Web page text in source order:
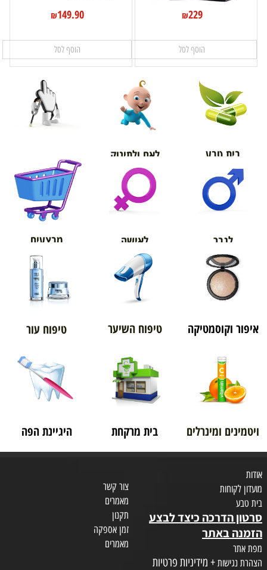
₪229
הוסף לסל
₪149.90
הוסף לסל
בית טבע לאם ולתינוק
אורטופדיה
לגבר לאישה מבצעים
איפור וקוסמטיקה טיפוח השיער טיפוח עור
ויטמינים ומינרלים בית מרקחת היגיינת הפה
אודות
מועדון לקוחות
בית טבע
סרטון הדרכה כיצד לבצע
הזמנה באתר
מפת אתר
הצהרת נגישות + מידיניות פרטיות
צור קשר
מאמרים
תקנון
זמן אספקה
מאמרים